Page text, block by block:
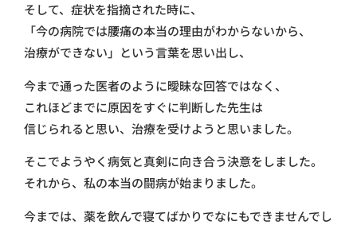
そして、症状を指摘された時に、
「今の病院では腰痛の本当の理由がわからないから、
治療ができない」という言葉を思い出し、
今まで通った医者のように曖昧な回答ではなく、
これほどまでに原因をすぐに判断した先生は
信じられると思い、治療を受けようと思いました。
そこでようやく病気と真剣に向き合う決意をしました。
それから、私の本当の闘病が始まりました。
今までは、薬を飲んで寝てばかりでなにもできませんでし